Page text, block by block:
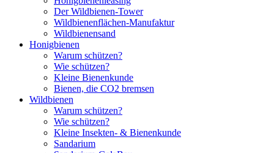
Der Wildbienen-Tower
Wildbienenflächen-Manufaktur
Wildbienensand
Honigbienen
Warum schützen?
Wie schützen?
Kleine Bienenkunde
Bienen, die CO2 bremsen
Wildbienen
Warum schützen?
Wie schützen?
Kleine Insekten- & Bienenkunde
Sandarium